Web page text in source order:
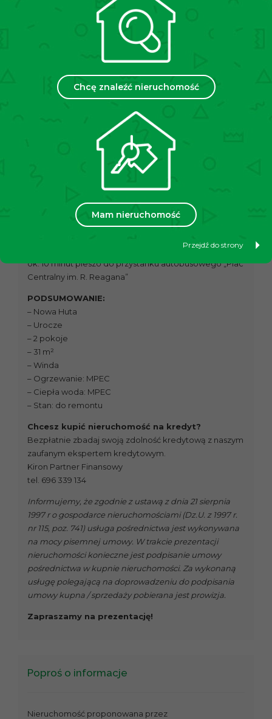
Chcę znaleźć nieruchomość
Mam nieruchomość
Przejdź do strony
Budynek z lat 50. XX wieku, wybudowany metodą
tradycyjną – cegła. Wewnątrz zadbana i czysta klatka.
Osiedle Urocze łączy kameralną, zieloną okolicę z
miejskiej. Sąsiedztwo Alei Róż, Placu Centralnego oraz
licznych terenów rekreacyjnych sprawia, że to jedna z
Huty – doskonała zarówno do zamieszkania, jak i pod
inwestycję. W pobliżu znajdują się m.in. Lidl, Awiteks,
Bar Mleczny, Żabka, Good Lood, Green Cafe Nero, a
także apteki, banki i szkoły.
pobliżu są przystanki tramwajowe i autobusowe co
zapewnia szybki dojazd do innych części Krakowa.
ok. 10 minut pieszo do przystanku autobusowego „Plac
Centralny im. R. Reagana”
PODSUMOWANIE:
– Nowa Huta
– Urocze
– 2 pokoje
– 31 m²
– Winda
– Ogrzewanie: MPEC
– Ciepła woda: MPEC
– Stan: do remontu
Chcesz kupić nieruchomość na kredyt?
Bezpłatnie zbadaj swoją zdolność kredytową z naszym
zaufanym ekspertem kredytowym.
Kiron Partner Finansowy
tel. 696 339 134
Informujemy, że zgodnie z ustawą z dnia 21 sierpnia
1997 r o gospodarce nieruchomościami (Dz.U. z 1997 r.
nr 115, poz. 741) usługa pośrednictwa jest wykonywana
na mocy pisemnej umowy. W trakcie prezentacji
nieruchomości konieczne jest podpisanie umowy
pośrednictwa w kupnie nieruchomości. Za wykonaną
usługę polegającą na doprowadzeniu do podpisania
umowy kupna / sprzedaży pobierana jest prowizja.
Zapraszamy na prezentację!
Poproś o informacje
Nieruchomość proponowana przez